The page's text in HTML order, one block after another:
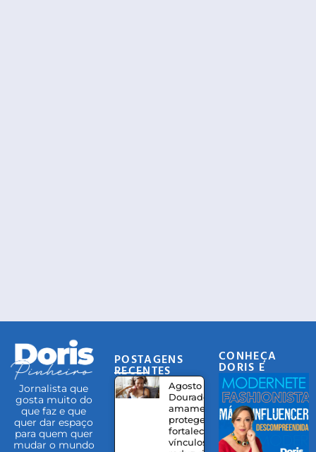
Jornalista que
gosta muito do
que faz e que
quer dar espaço
para quem quer
mudar o mundo
POSTAGENS
RECENTES
Agosto
Dourado:
amamentação
protege,
fortalece
vínculos e
CONHEÇA
DORIS E
EQUIPE